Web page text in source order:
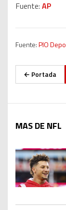
Fuente: AP
Fuente:PIO
← Portada
MAS DE NFL